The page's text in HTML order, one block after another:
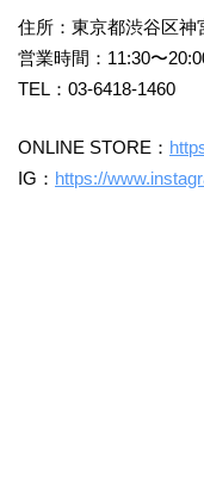
住所：東京都渋谷区神
営業時間：11:30〜
TEL：03-6418-1460
ONLINE STORE：
IG： https://